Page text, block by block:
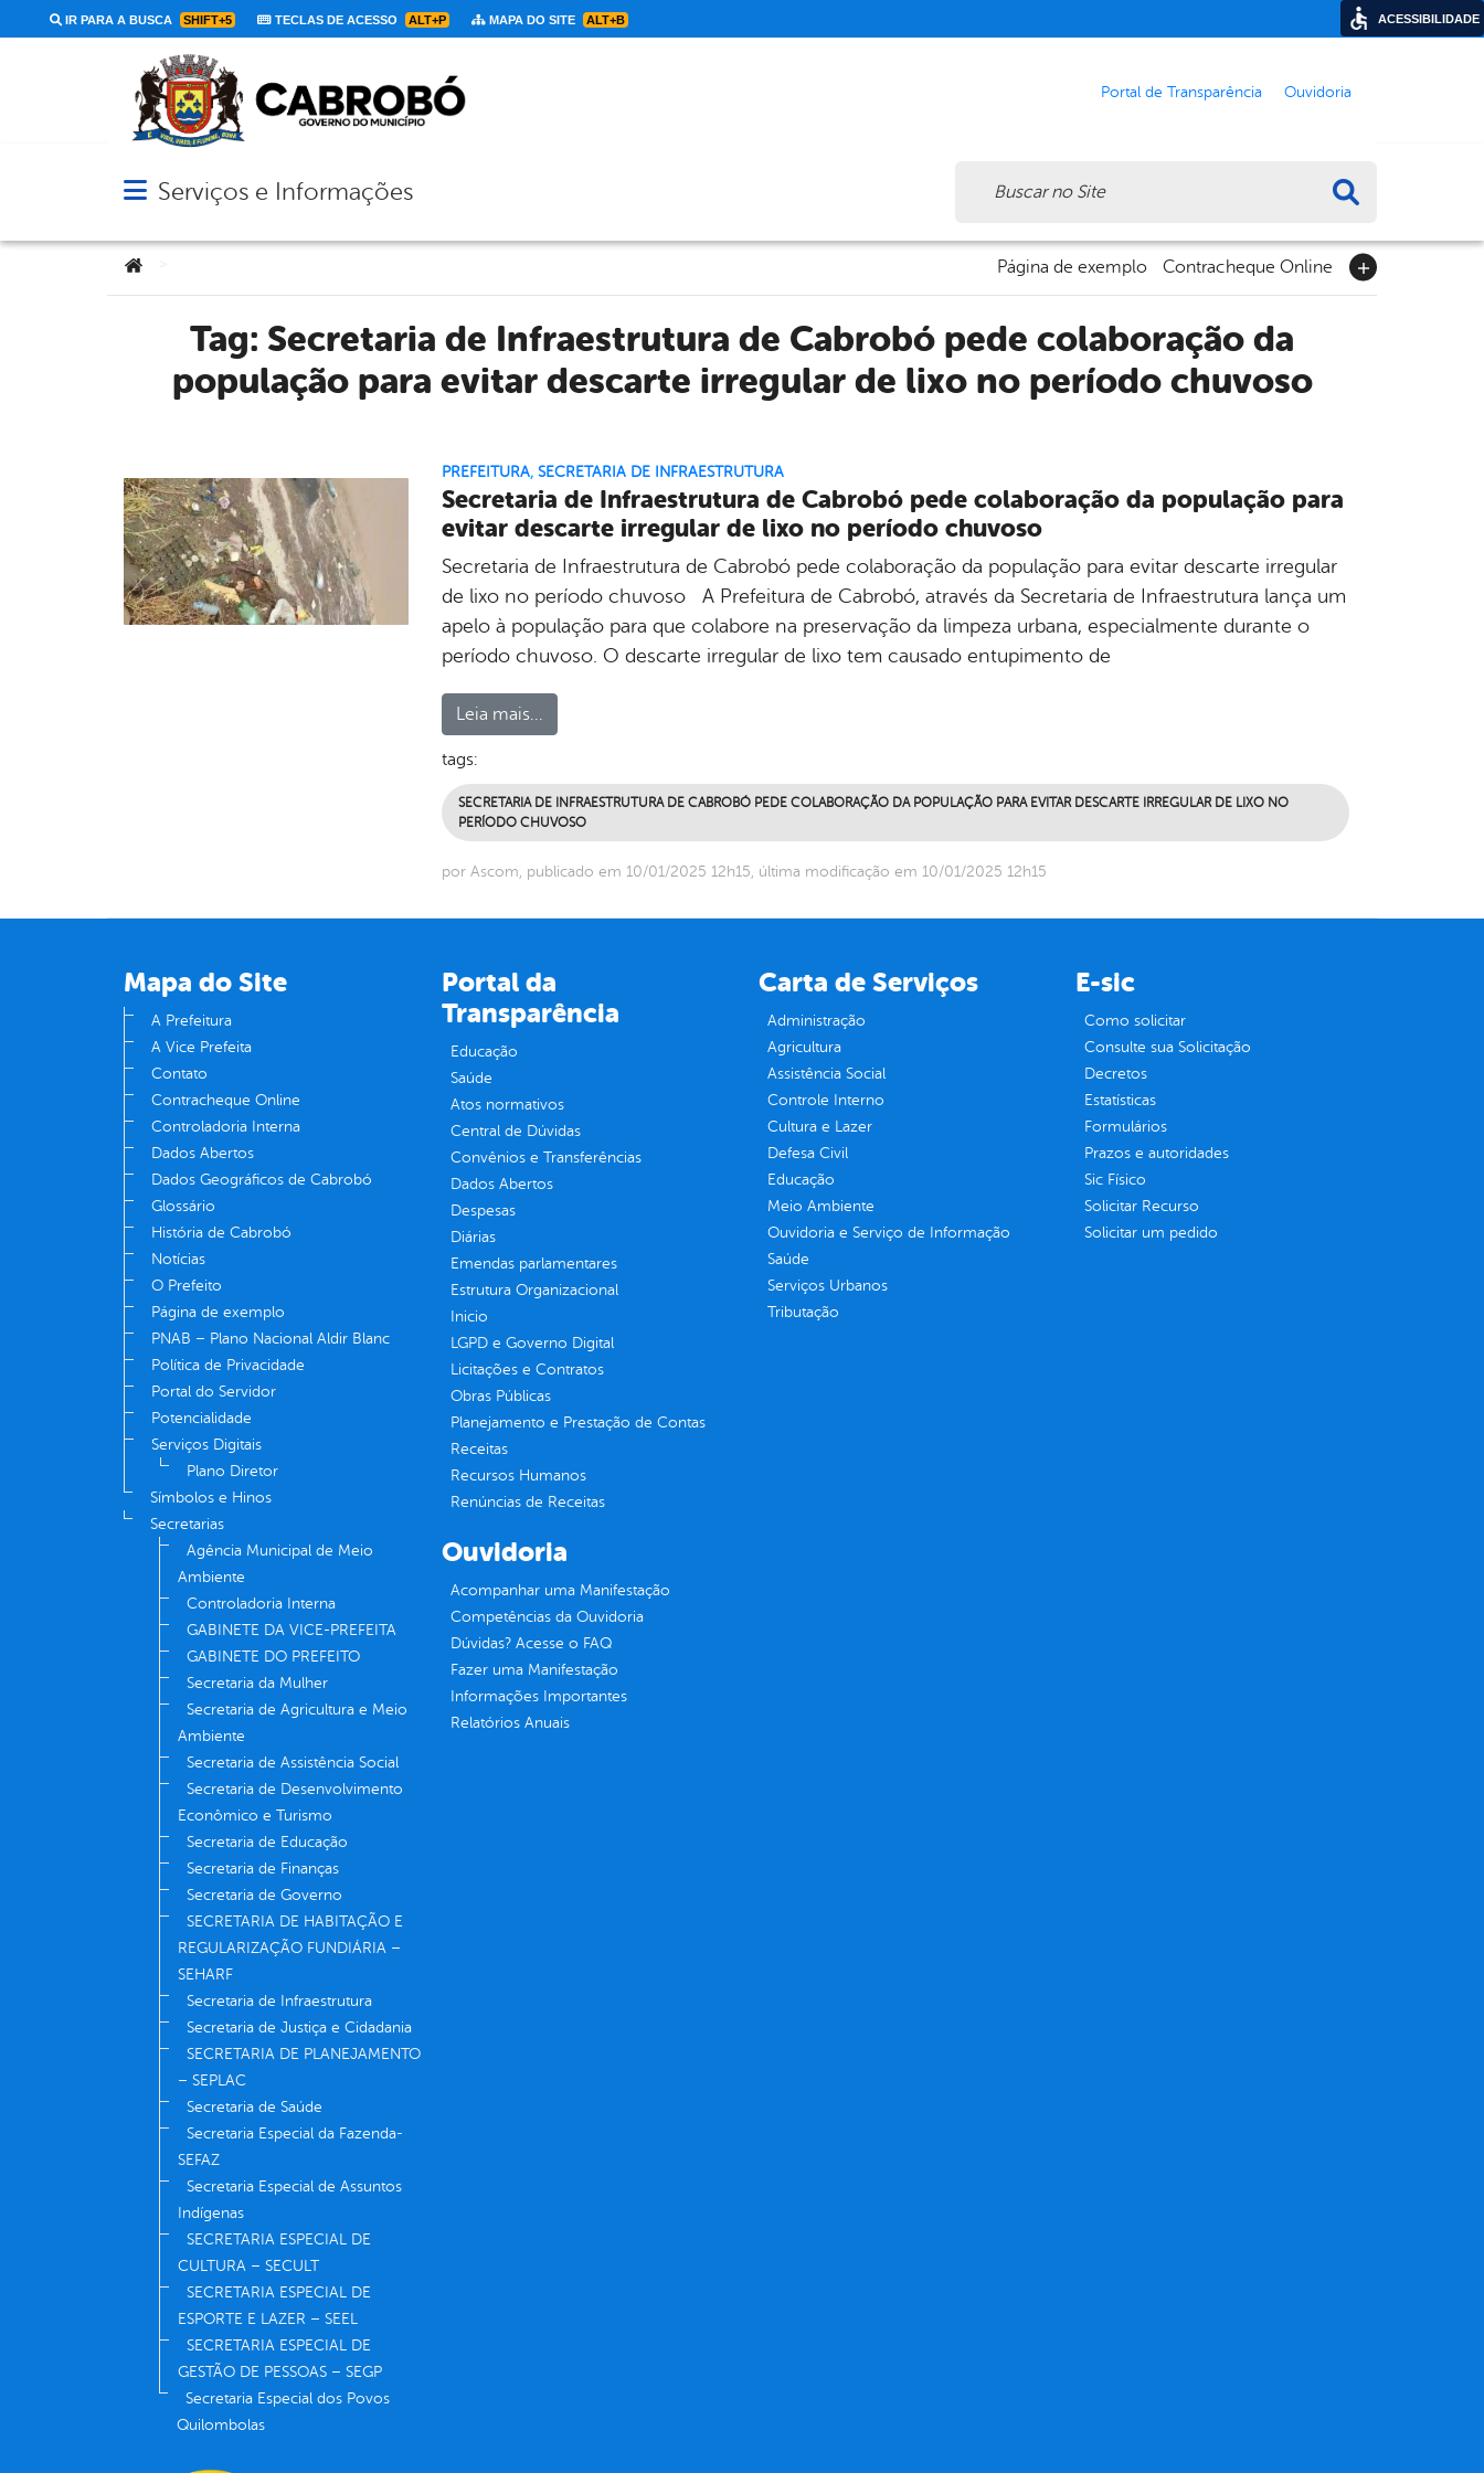
IR PARA A BUSCA SHIFT+5 TECLAS DE ACESSO ALT+P MAPA DO SITE ALT+B
Portal de Transparência Ouvidoria
Abrir menu principal de navegação
Serviços e Informações
Você está aqui: Página de exemplo Contracheque Online
Tag: Secretaria de Infraestrutura de Cabrobó pede colaboração da
população para evitar descarte irregular de lixo no período chuvoso
PREFEITURA, SECRETARIA DE INFRAESTRUTURA
Secretaria de Infraestrutura de Cabrobó pede colaboração da população para
evitar descarte irregular de lixo no período chuvoso
Secretaria de Infraestrutura de Cabrobó pede colaboração da população para evitar descarte irregular
de lixo no período chuvoso A Prefeitura de Cabrobó, através da Secretaria de Infraestrutura lança um
apelo à população para que colabore na preservação da limpeza urbana, especialmente durante o
período chuvoso. O descarte irregular de lixo tem causado entupimento de
Leia mais...
tags:
SECRETARIA DE INFRAESTRUTURA DE CABROBÓ PEDE COLABORAÇÃO DA POPULAÇÃO PARA EVITAR DESCARTE IRREGULAR DE LIXO NO
PERÍODO CHUVOSO
por Ascom, publicado em 10/01/2025 12h15, última modificação em 10/01/2025 12h15
Mapa do Site
A Prefeitura
A Vice Prefeita
Contato
Contracheque Online
Controladoria Interna
Dados Abertos
Dados Geográficos de Cabrobó
Glossário
História de Cabrobó
Notícias
O Prefeito
Página de exemplo
PNAB – Plano Nacional Aldir Blanc
Política de Privacidade
Portal do Servidor
Potencialidade
Serviços Digitais
Plano Diretor
Símbolos e Hinos
Secretarias
Agência Municipal de Meio
Ambiente
Controladoria Interna
GABINETE DA VICE-PREFEITA
GABINETE DO PREFEITO
Secretaria da Mulher
Secretaria de Agricultura e Meio
Ambiente
Secretaria de Assistência Social
Secretaria de Desenvolvimento
Econômico e Turismo
Secretaria de Educação
Secretaria de Finanças
Secretaria de Governo
SECRETARIA DE HABITAÇÃO E
REGULARIZAÇÃO FUNDIÁRIA –
SEHARF
Secretaria de Infraestrutura
Secretaria de Justiça e Cidadania
SECRETARIA DE PLANEJAMENTO
– SEPLAC
Secretaria de Saúde
Secretaria Especial da Fazenda-
SEFAZ
Secretaria Especial de Assuntos
Indígenas
SECRETARIA ESPECIAL DE
CULTURA – SECULT
SECRETARIA ESPECIAL DE
ESPORTE E LAZER – SEEL
SECRETARIA ESPECIAL DE
GESTÃO DE PESSOAS – SEGP
Secretaria Especial dos Povos
Quilombolas
Portal da
Transparência
Educação
Saúde
Atos normativos
Central de Dúvidas
Convênios e Transferências
Dados Abertos
Despesas
Diárias
Emendas parlamentares
Estrutura Organizacional
Inicio
LGPD e Governo Digital
Licitações e Contratos
Obras Públicas
Planejamento e Prestação de Contas
Receitas
Recursos Humanos
Renúncias de Receitas
Carta de Serviços
Administração
Agricultura
Assistência Social
Controle Interno
Cultura e Lazer
Defesa Civil
Educação
Meio Ambiente
Ouvidoria e Serviço de Informação
Saúde
Serviços Urbanos
Tributação
E-sic
Como solicitar
Consulte sua Solicitação
Decretos
Estatísticas
Formulários
Prazos e autoridades
Sic Físico
Solicitar Recurso
Solicitar um pedido
Ouvidoria
Acompanhar uma Manifestação
Competências da Ouvidoria
Dúvidas? Acesse o FAQ
Fazer uma Manifestação
Informações Importantes
Relatórios Anuais
ACESSIBILIDADE